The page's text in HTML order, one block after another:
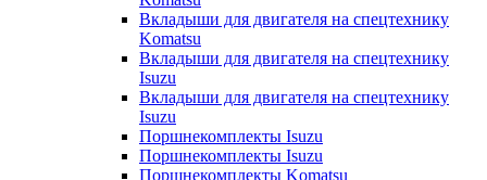
Вкладыши для двигателя на спецтехнику
Komatsu
Вкладыши для двигателя на спецтехнику
Isuzu
Вкладыши для двигателя на спецтехнику
Isuzu
Поршнекомплекты Isuzu
Поршнекомплекты Isuzu
Поршнекомплекты Komatsu